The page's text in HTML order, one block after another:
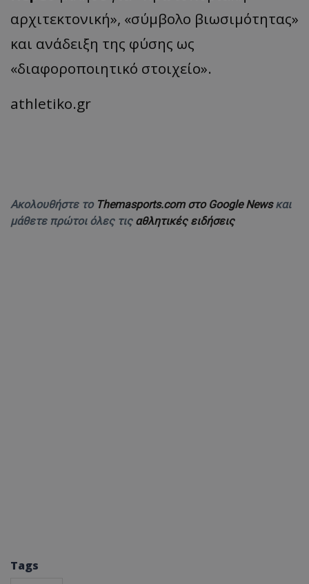
αρχιτεκτονική», «σύμβολο βιωσιμότητας»
και ανάδειξη της φύσης ως
«διαφοροποιητικό στοιχείο».
athletiko.gr
Ακολουθήστε το Themasports.com στο Google Newsκαι
μάθετε πρώτοι όλες τις αθλητικές ειδήσεις
Tags